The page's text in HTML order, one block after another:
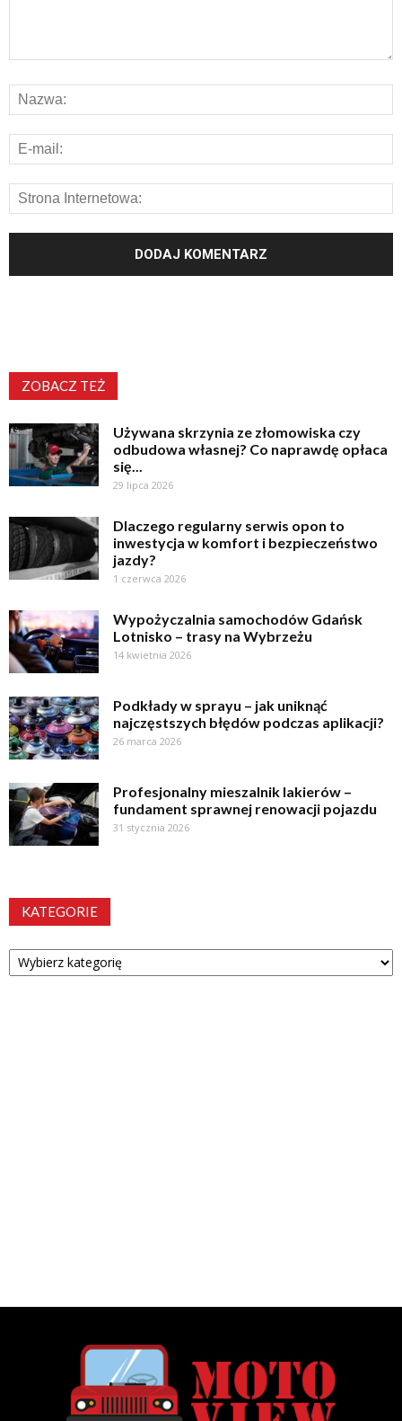
ZOBACZ TEŻ
Używana skrzynia ze złomowiska czy
odbudowa własnej? Co naprawdę opłaca
się...
29 lipca 2026
Dlaczego regularny serwis opon to
inwestycja w komfort i bezpieczeństwo
jazdy?
1 czerwca 2026
Wypożyczalnia samochodów Gdańsk
Lotnisko – trasy na Wybrzeżu
14 kwietnia 2026
Podkłady w sprayu – jak uniknąć
najczęstszych błędów podczas aplikacji?
26 marca 2026
Profesjonalny mieszalnik lakierów –
fundament sprawnej renowacji pojazdu
31 stycznia 2026
KATEGORIE
Kategorie